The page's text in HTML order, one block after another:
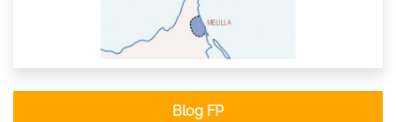
Blog FP